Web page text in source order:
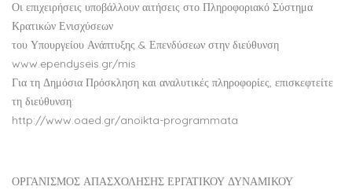
Οι επιχειρήσεις υποβάλλουν αιτήσεις στο Πληροφοριακό Σύστημα
Κρατικών Ενισχύσεων
του Υπουργείου Ανάπτυξης & Επενδύσεων στην διεύθυνση
www.ependyseis.gr/mis
Για τη Δημόσια Πρόσκληση και αναλυτικές πληροφορίες, επισκεφτείτε
τη διεύθυνση:
http://www.oaed.gr/anoikta-programmata
ΟΡΓΑΝΙΣΜΟΣ ΑΠΑΣΧΟΛΗΣΗΣ ΕΡΓΑΤΙΚΟΥ ΔΥΝΑΜΙΚΟΥ